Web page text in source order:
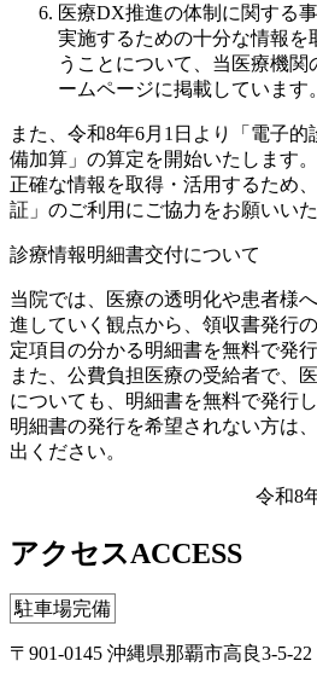
医療DX推進の体制に関する
実施するための十分な情報を
うことについて、当医療機
ームページに掲載しています。
また、令和8年6月1日より「電子
備加算」の算定を開始いたします。
正確な情報を取得・活用するため
証」のご利用にご協力をお願いいた
診療情報明細書交付について
当院では、医療の透明化や患者様
進していく観点から、領収書発行
定項目の分かる明細書を無料で発
また、公費負担医療の受給者で、
についても、明細書を無料で発行し
明細書の発行を希望されない方は
出ください。
令和8
アクセスACCESS
駐車場完備
〒901-0145 沖縄県那覇市高良3-5-22